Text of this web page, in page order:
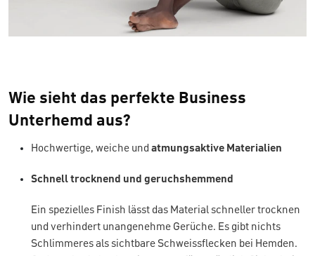
Wie sieht das perfekte Business
Unterhemd aus?
Hochwertige, weiche und atmungsaktive Materialien
Schnell trocknend und geruchshemmend
Ein spezielles Finish lässt das Material schneller trocknen
und verhindert unangenehme Gerüche. Es gibt nichts
Schlimmeres als sichtbare Schweissflecken bei Hemden.